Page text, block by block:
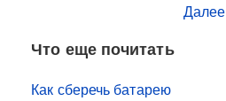
Далее
Что еще почитать
Как сберечь батарею